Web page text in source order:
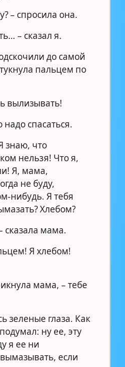
– спросила она.
– сказал я.
до самой
пальцем по
вылизывать!
спасаться.
знаю, что
нельзя! Что я,
Я, мама,
не буду,
нибудь. Я тебя
Хлебом?
сказала мама.
Я хлебом!
мама, – тебе
зеленые глаза. Как
ну ее, эту
я ее ни
если